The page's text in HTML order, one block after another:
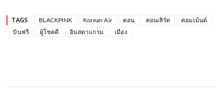
TAGS BLACKPINK Korean Air คอน คอนเสิร์ต
คอมเม้นต์
บินฟรี
ผู้โชคดี อินสตาแกรม เมือง